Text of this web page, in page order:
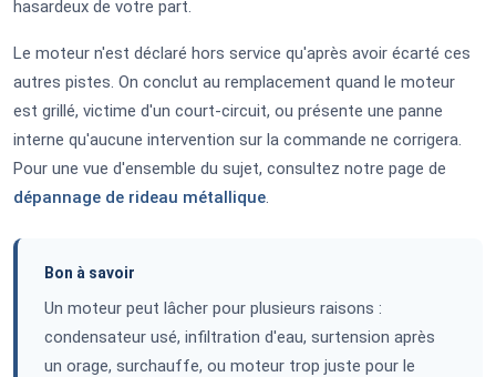
hasardeux de votre part.
Le moteur n'est déclaré hors service qu'après avoir écarté ces
autres pistes. On conclut au remplacement quand le moteur
est grillé, victime d'un court-circuit, ou présente une panne
interne qu'aucune intervention sur la commande ne corrigera.
Pour une vue d'ensemble du sujet, consultez notre page de
dépannage de rideau métallique.
Bon à savoir
Un moteur peut lâcher pour plusieurs raisons :
condensateur usé, infiltration d'eau, surtension après
un orage, surchauffe, ou moteur trop juste pour le